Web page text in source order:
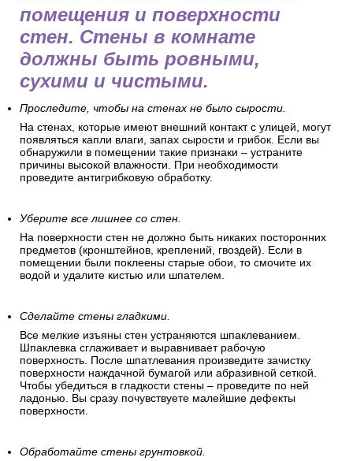
помещения и поверхности
стен. Стены в комнате
должны быть ровными,
сухими и чистыми.
Проследите, чтобы на стенах не было сырости.
На стенах, которые имеют внешний контакт с улицей, могут
появляться капли влаги, запах сырости и грибок. Если вы
обнаружили в помещении такие признаки – устраните
причины высокой влажности. При необходимости
проведите антигрибковую обработку.
Уберите все лишнее со стен.
На поверхности стен не должно быть никаких посторонних
предметов (кронштейнов, креплений, гвоздей). Если в
помещении были поклеены старые обои, то смочите их
водой и удалите кистью или шпателем.
Сделайте стены гладкими.
Все мелкие изъяны стен устраняются шпаклеванием.
Шпаклевка сглаживает и выравнивает рабочую
поверхность. После шпатлевания произведите зачистку
поверхности наждачной бумагой или абразивной сеткой.
Чтобы убедиться в гладкости стены – проведите по ней
ладонью. Вы сразу почувствуете малейшие дефекты
поверхности.
Обработайте стены грунтовкой.